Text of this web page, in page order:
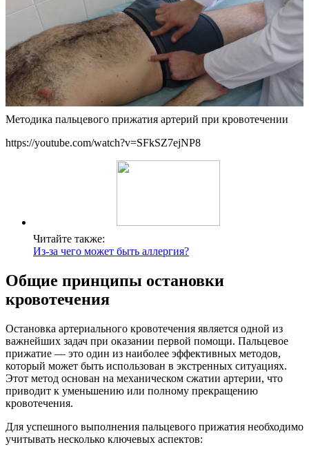
Методика пальцевого прижатия артерий при кровотечении
https://youtube.com/watch?v=SFkSZ7ejNP8
Читайте также:
Из-за чего может быть аллергия?
Общие принципы остановки
кровотечения
Остановка артериального кровотечения является одной из
важнейших задач при оказании первой помощи. Пальцевое
прижатие — это один из наиболее эффективных методов,
который может быть использован в экстренных ситуациях.
Этот метод основан на механическом сжатии артерии, что
приводит к уменьшению или полному прекращению
кровотечения.
Для успешного выполнения пальцевого прижатия необходимо
учитывать несколько ключевых аспектов: